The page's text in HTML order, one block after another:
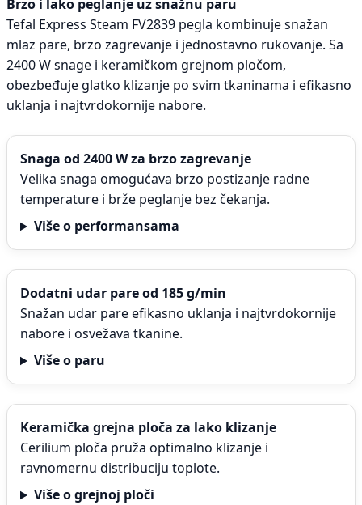
Brzo i lako peglanje uz snažnu paru
Tefal Express Steam FV2839 pegla kombinuje snažan
mlaz pare, brzo zagrevanje i jednostavno rukovanje. Sa
2400 W snage i keramičkom grejnom pločom,
obezbeđuje glatko klizanje po svim tkaninama i efikasno
uklanja i najtvrdokornije nabore.
Snaga od 2400 W za brzo zagrevanje
Velika snaga omogućava brzo postizanje radne
temperature i brže peglanje bez čekanja.
Više o performansama
Dodatni udar pare od 185 g/min
Snažan udar pare efikasno uklanja i najtvrdokornije
nabore i osvežava tkanine.
Više o paru
Keramička grejna ploča za lako klizanje
Cerilium ploča pruža optimalno klizanje i
ravnomernu distribuciju toplote.
Više o grejnoj ploči